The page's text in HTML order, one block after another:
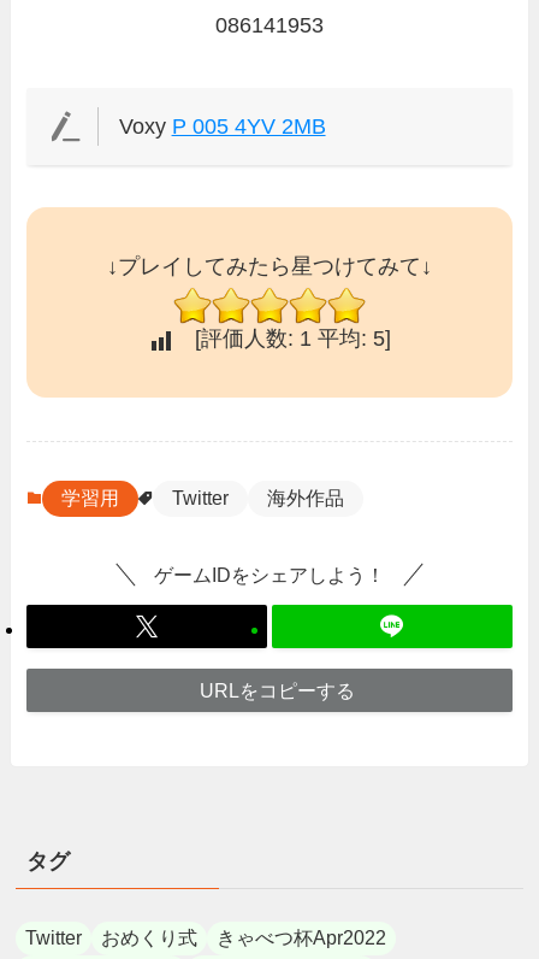
086141953
Voxy P 005 4YV 2MB
↓プレイしてみたら星つけてみて↓
[評価人数: 1 平均: 5]
学習用 Twitter 海外作品
ゲームIDをシェアしよう！
URLをコピーする
タグ
Twitter おめくり式
きゃべつ杯Apr2022